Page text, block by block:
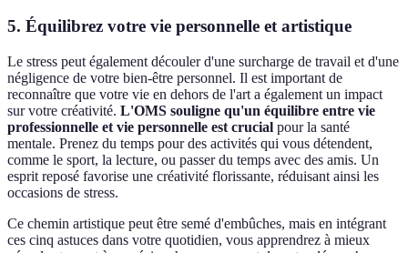
5. Équilibrez votre vie personnelle et artistique
Le stress peut également découler d'une surcharge de travail et d'une
négligence de votre bien-être personnel. Il est important de
reconnaître que votre vie en dehors de l'art a également un impact
sur votre créativité. L'OMS souligne qu'un équilibre entre vie
professionnelle et vie personnelle est crucial pour la santé
mentale. Prenez du temps pour des activités qui vous détendent,
comme le sport, la lecture, ou passer du temps avec des amis. Un
esprit reposé favorise une créativité florissante, réduisant ainsi les
occasions de stress.
Ce chemin artistique peut être semé d'embûches, mais en intégrant
ces cinq astuces dans votre quotidien, vous apprendrez à mieux